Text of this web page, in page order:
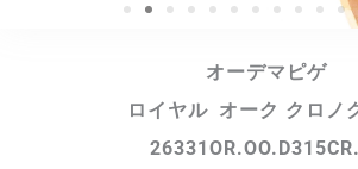
オーデマピゲ
ロイヤル オーク クロノ